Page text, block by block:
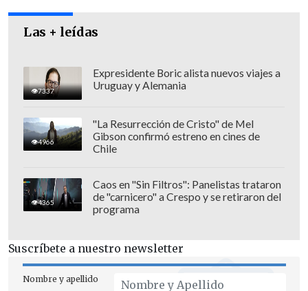
Las + leídas
7337
Expresidente Boric alista nuevos viajes a
Uruguay y Alemania
4966
"La Resurrección de Cristo" de Mel
Gibson confirmó estreno en cines de
Chile
4365
Caos en "Sin Filtros": Panelistas trataron
de "carnicero" a Crespo y se retiraron del
programa
Suscríbete a nuestro newsletter
Nombre y apellido